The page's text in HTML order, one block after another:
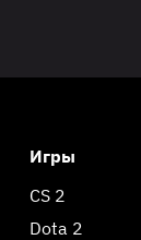
Игры
CS 2
Dota 2